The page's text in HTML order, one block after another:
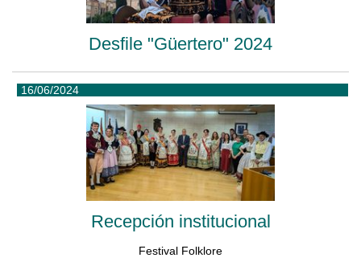
Desfile "Güertero" 2024
16/06/2024
Recepción institucional
Festival Folklore